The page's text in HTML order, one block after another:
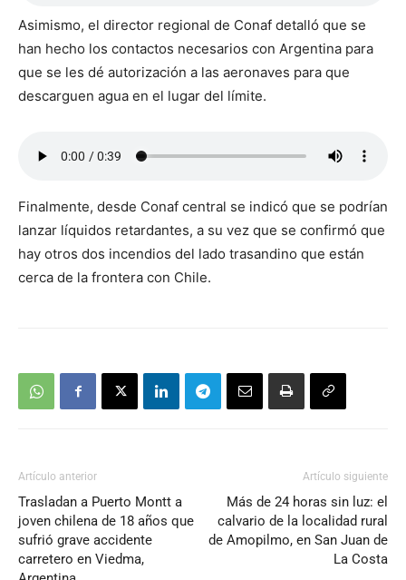
Asimismo, el director regional de Conaf detalló que se
han hecho los contactos necesarios con Argentina para
que se les dé autorización a las aeronaves para que
descarguen agua en el lugar del límite.
Finalmente, desde Conaf central se indicó que se podrían
lanzar líquidos retardantes, a su vez que se confirmó que
hay otros dos incendios del lado trasandino que están
cerca de la frontera con Chile.
Artículo anterior
Trasladan a Puerto Montt a
joven chilena de 18 años que
sufrió grave accidente
carretero en Viedma,
Artículo siguiente
Más de 24 horas sin luz: el
calvario de la localidad rural
de Amopilmo, en San Juan de
La Costa